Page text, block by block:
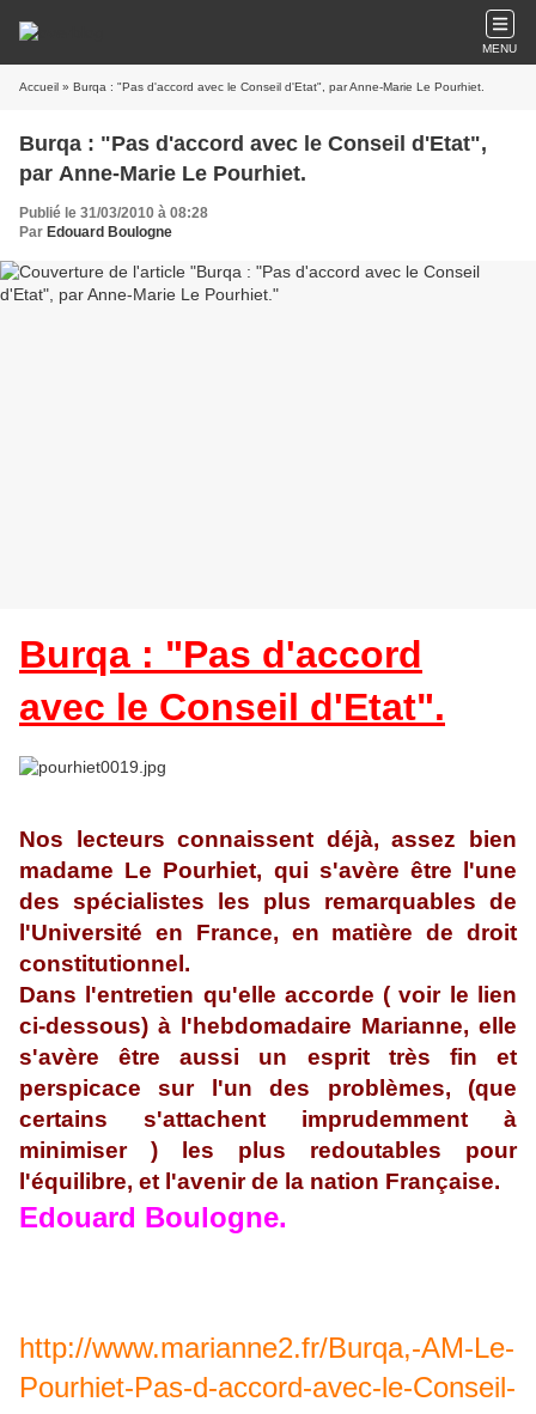
MENU
Accueil » Burqa : "Pas d'accord avec le Conseil d'Etat", par Anne-Marie Le Pourhiet.
Burqa : "Pas d'accord avec le Conseil d'Etat",
par Anne-Marie Le Pourhiet.
Publié le 31/03/2010 à 08:28
Par Edouard Boulogne
Burqa : "Pas d'accord
avec le Conseil d'Etat".
Nos lecteurs connaissent déjà, assez bien
madame Le Pourhiet, qui s'avère être l'une
des spécialistes les plus remarquables de
l'Université en France, en matière de droit
constitutionnel.
Dans l'entretien qu'elle accorde ( voir le lien
ci-dessous) à l'hebdomadaire Marianne, elle
s'avère être aussi un esprit très fin et
perspicace sur l'un des problèmes, (que
certains s'attachent imprudemment à
minimiser ) les plus redoutables pour
l'équilibre, et l'avenir de la nation Française.
Edouard Boulogne.
http://www.marianne2.fr/Burqa,-AM-Le-
Pourhiet-Pas-d-accord-avec-le-Conseil-